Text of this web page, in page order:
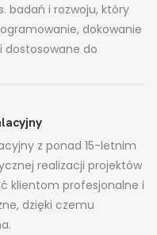
badań i rozwoju, który
dokowanie
dostosowane do
z ponad 15-letnim
realizacji projektów
klientom profesjonalne i
dzięki czemu